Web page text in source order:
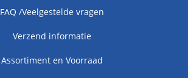
FAQ /Veelgestelde vragen
Verzend informatie
Assortiment en Voorraad